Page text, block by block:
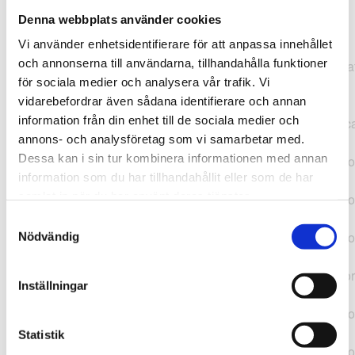
Denna webbplats använder cookies
Vi använder enhetsidentifierare för att anpassa innehållet
och annonserna till användarna, tillhandahålla funktioner
för sociala medier och analysera vår trafik. Vi
vidarebefordrar även sådana identifierare och annan
information från din enhet till de sociala medier och
annons- och analysföretag som vi samarbetar med.
Dessa kan i sin tur kombinera informationen med annan
information som du har tillhandahållit eller som de har
Nödvändig
Inställningar
Statistik
TypeError: "".concat(...).concat(...).replaceAll is not a
function at
https://webshop.pressbyran.se/_next/static/chunks/pages/
b1763451a2186f9e.js:1:11050 at Array.map
(<anonymous>) at K
(https://webshop.pressbyran.se/_next/static/chunks/pages/
b1763451a2186f9e.js:1:10836) at lk
(https://webshop.pressbyran.se/_next/static/chunks/
b241200379730ac0.js:1:129835) at i
(https://webshop.pressbyran.se/_next/static/chunks/
(https://webshop.pressbyran.se/_next/static/chunks/
https://webshop.pressbyran.se/_next/static/chunks/
b241200379730ac0.js:1:167872 at uI
(https://webshop.pressbyran.se/_next/static/chunks/
b241200379730ac0.js:1:167879) at uE
(https://webshop.pressbyran.se/_next/static/chunks/